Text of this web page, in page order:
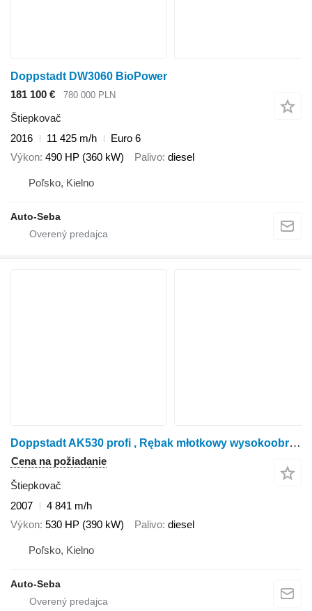
Doppstadt DW3060 BioPower
181 100 €
780 000 PLN
Štiepkovač
2016
11 425 m/h
Euro 6
Výkon 490 HP (360 kW) Palivo diesel
Poľsko, Kielno
Auto-Seba
Doppstadt AK530 profi , Rębak młotkowy wysokoobrotowy, 2007rok , 530KM
Cena na požiadanie
Štiepkovač
2007
4 841 m/h
Výkon 530 HP (390 kW) Palivo diesel
Poľsko, Kielno
Auto-Seba